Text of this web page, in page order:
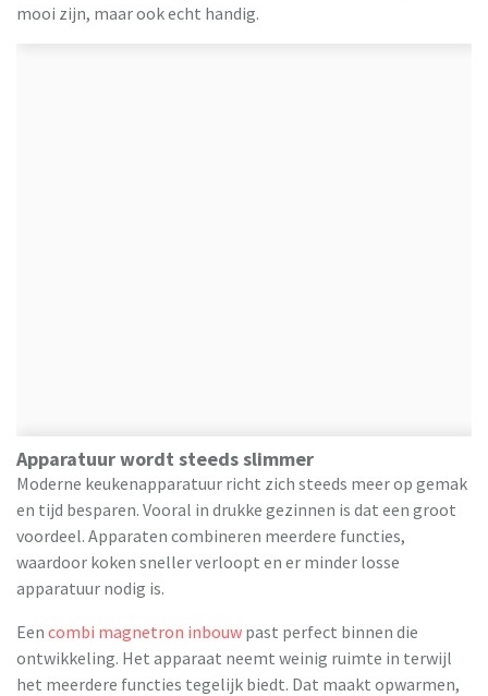
mooi zijn, maar ook echt handig.
Apparatuur wordt steeds slimmer
Moderne keukenapparatuur richt zich steeds meer op gemak
en tijd besparen. Vooral in drukke gezinnen is dat een groot
voordeel. Apparaten combineren meerdere functies,
waardoor koken sneller verloopt en er minder losse
apparatuur nodig is.
Een combi magnetron inbouw past perfect binnen die
ontwikkeling. Het apparaat neemt weinig ruimte in terwijl
het meerdere functies tegelijk biedt. Dat maakt opwarmen,